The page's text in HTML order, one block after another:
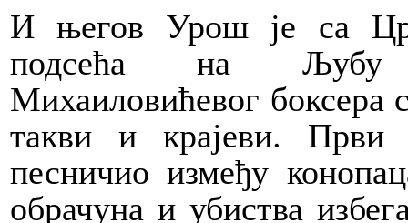
И његов Урош је са
подсећа на Љубу
Михаиловићевог
такви и крајеви. Први
песничио између
обрачуна и убиства